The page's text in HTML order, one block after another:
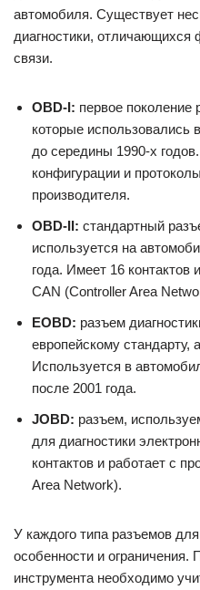
автомобиля. Существует
диагностики,
связи.
OBD-I: первое поколение
которые использовались
до середины 1990-х
конфигурации и
производителя.
OBD-II: стандартный
используется на
года. Имеет 16 контактов
CAN (Controller Area
EOBD: разъем
европейскому стандарту,
Используется в
после 2001 года.
JOBD: разъем,
для диагностики
контактов и работает с
Area Network).
У каждого типа разъемов
особенности и ограничения.
инструмента необходимо